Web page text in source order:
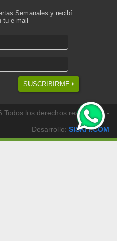
Semanales y recibí
tu e-mail
SUSCRIBIRME
Todos los derechos reservados -
Desarrollo: SISKIT.COM